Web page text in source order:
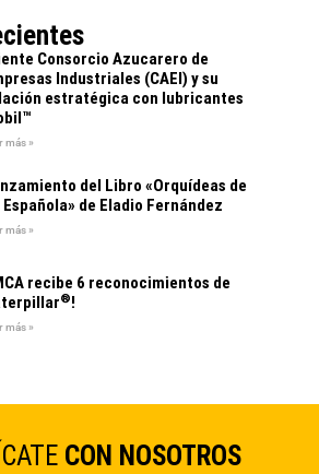
Consorcio Azucarero de
Industriales (CAEI) y su
estratégica con lubricantes
más »
del Libro «Orquídeas de
Española» de Eladio Fernández
más »
recibe 6 reconocimientos de
®!
más »
CON NOSOTROS